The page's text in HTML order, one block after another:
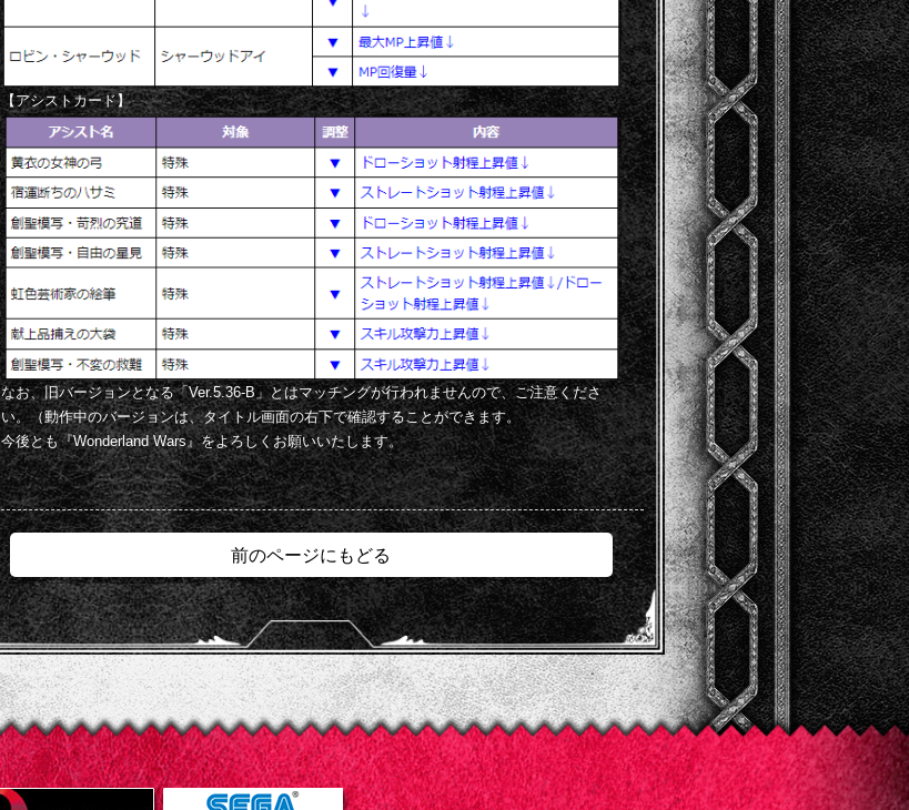
【アシストカード】
なお、旧バージョンとなる「Ver.5.36-B」とはマッチングが行われませんので、ご注意くださ
い。（動作中のバージョンは、タイトル画面の右下で確認することができます。
今後とも『Wonderland Wars』をよろしくお願いいたします。
前のページにもどる